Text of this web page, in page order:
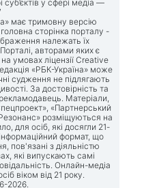
суб’єктів у сфері медіа —
має тримовну версію
сторінка порталу -
належать їх
авторами яких є
умовах ліцензії Creative
«РБК-Україна» може
судження не підлягають
За достовірність та
Матеріали,
«Партнерський
розміщуються на
для осіб, які досягли 21-
формат, що
пов'язані з діяльністю
які випускають самі
Онлайн-медіа
віком від 21 року.
2026.